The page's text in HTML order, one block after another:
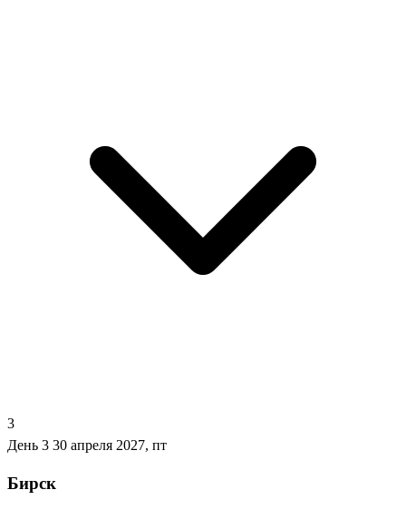
3
День 3 30 апреля 2027, пт
Бирск